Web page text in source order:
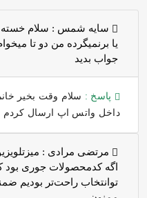
سايه شمس : سلام
يا برنميگرده من دو تا
جواب بديد
پاسخ : سلام وقت بخیر
داخل واتس اپ ارسال کردم
مرتضی مرادی :
اگه کدمحصولات جوری بود
توانتخاب راحت‌تر بودیم